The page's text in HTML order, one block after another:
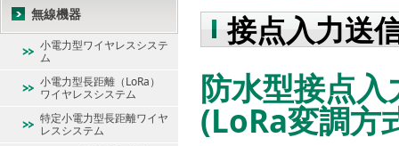
接点入力送
防水型接点
(LoRa変調方
無線機器
小電力型ワイヤレスシステ
ム
小電力型長距離（LoRa）
ワイヤレスシステム
特定小電力型長距離ワイヤ
レスシステム